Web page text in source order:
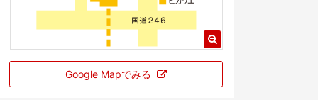
Google Mapでみる